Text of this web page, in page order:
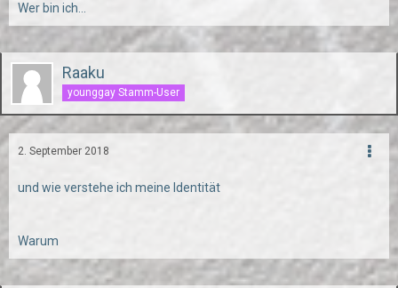
Wer bin ich...
Raaku
younggay Stamm-User
2. September 2018
und wie verstehe ich meine Identität
Warum